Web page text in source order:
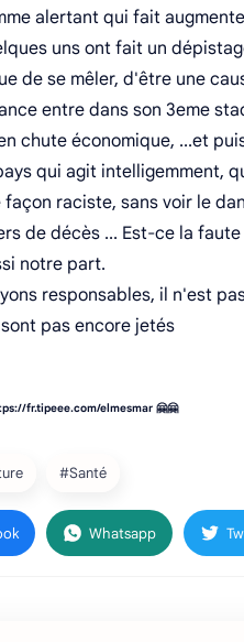
alertant qui fait
uns ont fait un
de se mêler, d'être une
entre dans son 3eme
chute économique, ...et
qui agit intelligemment,
raciste, sans voir le
de décès ... Est-ce la
notre part.
responsables, il n'est
pas encore jetés
fr.tipeee.com/elmesmar 🤗🤗